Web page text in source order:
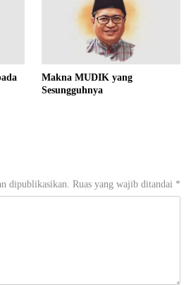
Makna MUDIK yang
Sesungguhnya
dipublikasikan. Ruas yang wajib ditandai *